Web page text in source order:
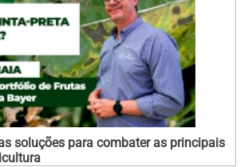
soluções para combater as principais